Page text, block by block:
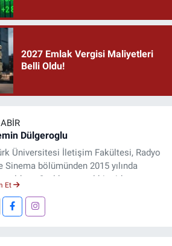
2027 Emlak Vergisi Maliyetleri
Belli Oldu!
Dülgeroglu
Üniversitesi İletişim Fakültesi, Radyo
Sinema bölümünden 2015 yılında
oldum. 3 yıl kurumsal bir şirkette
internet haber sitesinde
yapıyor ve içerik üretiyorum.
Et